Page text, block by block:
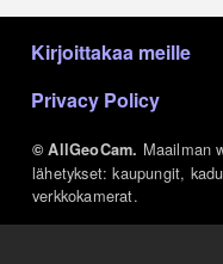
Kirjoittakaa meille
Privacy Policy
© AllGeoCam. Maailman
lähetykset: kaupungit,
verkkokamerat.